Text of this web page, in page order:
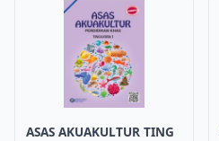
ASAS AKUAKULTUR TING